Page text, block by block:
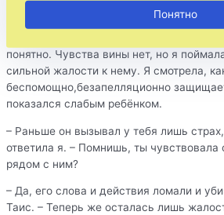
однако не могла это увидеть, будучи
как постоянно находилась под
понятно. Чувства вины нет, но я
сильной жалости к нему. Я смотрела,
беспомощно,безапелляционно
показался слабым ребёнком.
– Раньше он вызывал у тебя лишь
ответила я. – Помнишь, ты
рядом с ним?
– Да, его слова и действия ломали и
Таис. – Теперь же осталась лишь
Понятно